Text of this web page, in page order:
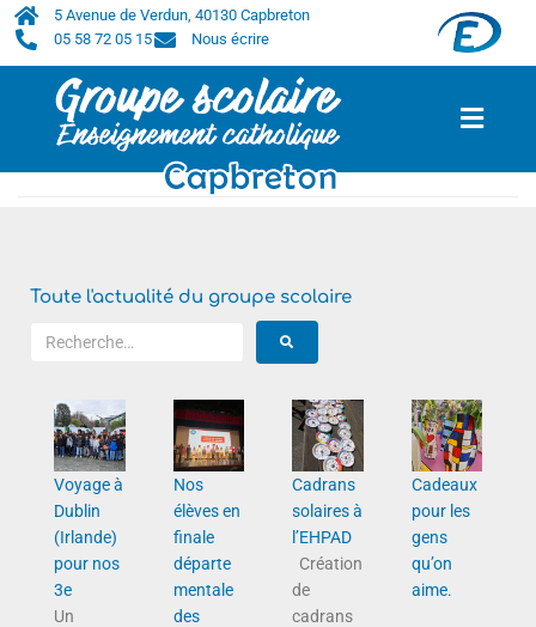
5 Avenue de Verdun, 40130 Capbreton
05 58 72 05 15
Nous écrire
Toute l'actualité du groupe scolaire
Voyage à
Dublin
(Irlande)
pour nos
3e
Un
Nos
élèves en
finale
départe
mentale
des
Cadrans
solaires à
l’EHPAD
Création
de
cadrans
Cadeaux
pour les
gens
qu’on
aime.